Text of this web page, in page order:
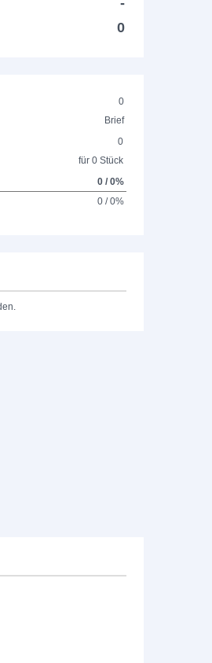
-
0
0
Brief
0
für 0 Stück
0 / 0%
0 / 0%